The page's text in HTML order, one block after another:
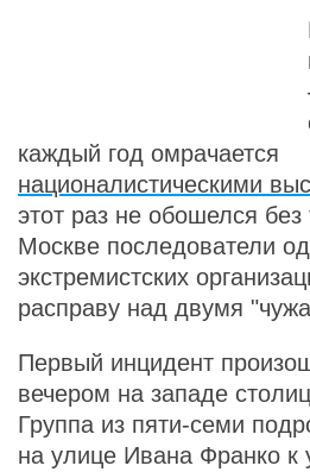
каждый год омрачается
националистическими
этот раз не обошелся без
Москве последователи
экстремистских
расправу над двумя
Первый инцидент
вечером на западе
Группа из пяти-семи
на улице Ивана Франко к